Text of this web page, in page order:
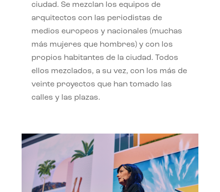
ciudad. Se mezclan los equipos de
arquitectos con las periodistas de
medios europeos y nacionales (muchas
más mujeres que hombres) y con los
propios habitantes de la ciudad. Todos
ellos mezclados, a su vez, con los más de
veinte proyectos que han tomado las
calles y las plazas.